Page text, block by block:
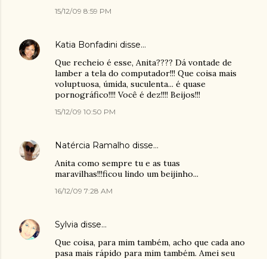
15/12/09 8:59 PM
Katia Bonfadini disse…
Que recheio é esse, Anita???? Dá vontade de
lamber a tela do computador!!! Que coisa mais
voluptuosa, úmida, suculenta... é quase
pornográfico!!!! Você é dez!!!! Beijos!!!
15/12/09 10:50 PM
Natércia Ramalho disse…
Anita como sempre tu e as tuas
maravilhas!!!ficou lindo um beijinho...
16/12/09 7:28 AM
Sylvia disse…
Que coisa, para mim também, acho que cada ano
pasa mais rápido para mim também. Amei seu